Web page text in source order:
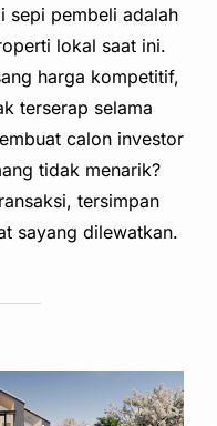
sepi pembeli adalah
lokal saat ini.
harga kompetitif,
terserap selama
calon investor
tidak menarik?
tersimpan
sayang dilewatkan.